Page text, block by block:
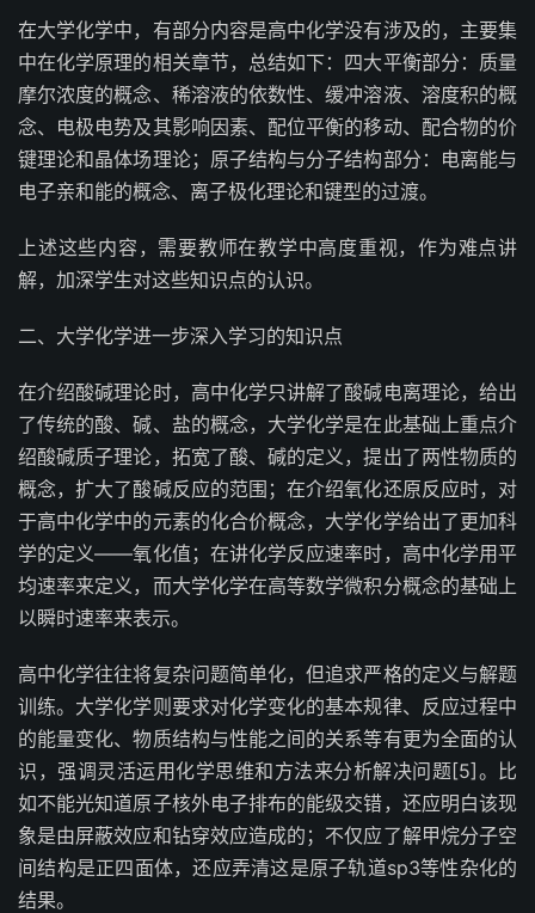
在大学化学中，有部分内容是高中化学没有涉及的，主要集
中在化学原理的相关章节，总结如下：四大平衡部分：质量
摩尔浓度的概念、稀溶液的依数性、缓冲溶液、溶度积的概
念、电极电势及其影响因素、配位平衡的移动、配合物的价
键理论和晶体场理论；原子结构与分子结构部分：电离能与
电子亲和能的概念、离子极化理论和键型的过渡。
上述这些内容，需要教师在教学中高度重视，作为难点讲
解，加深学生对这些知识点的认识。
二、大学化学进一步深入学习的知识点
在介绍酸碱理论时，高中化学只讲解了酸碱电离理论，给出
了传统的酸、碱、盐的概念，大学化学是在此基础上重点介
绍酸碱质子理论，拓宽了酸、碱的定义，提出了两性物质的
概念，扩大了酸碱反应的范围；在介绍氧化还原反应时，对
于高中化学中的元素的化合价概念，大学化学给出了更加科
学的定义――氧化值；在讲化学反应速率时，高中化学用平
均速率来定义，而大学化学在高等数学微积分概念的基础上
以瞬时速率来表示。
高中化学往往将复杂问题简单化，但追求严格的定义与解题
训练。大学化学则要求对化学变化的基本规律、反应过程中
的能量变化、物质结构与性能之间的关系等有更为全面的认
识，强调灵活运用化学思维和方法来分析解决问题[5]。比
如不能光知道原子核外电子排布的能级交错，还应明白该现
象是由屏蔽效应和钻穿效应造成的；不仅应了解甲烷分子空
间结构是正四面体，还应弄清这是原子轨道sp3等性杂化的
结果。